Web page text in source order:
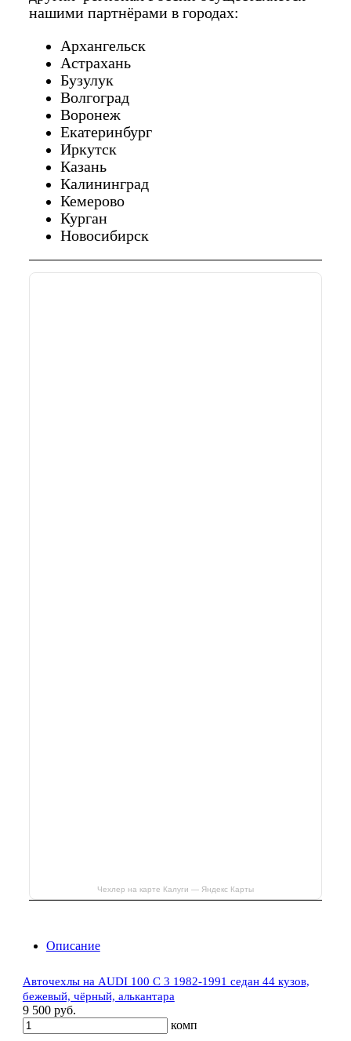
нашими партнёрами в городах:
Архангельск
Астрахань
Бузулук
Волгоград
Воронеж
Екатеринбург
Иркутск
Казань
Калининград
Кемерово
Курган
Новосибирск
Чехлер на карте Калуги — Яндекс Карты
Описание
Авточехлы на AUDI 100 C 3 1982-1991 седан 44 кузов,
бежевый, чёрный, алькантара
9 500 руб.
комп